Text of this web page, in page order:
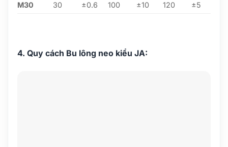
M30 30 ±0.6 100 ±10 120 ±5
4. Quy cách Bu lông neo kiểu JA: